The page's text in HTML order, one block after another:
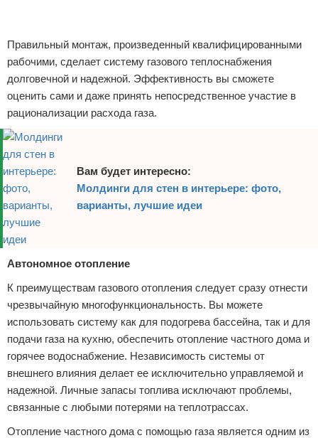
Правильный монтаж, произведенный квалифицированными
рабочими, сделает систему газового теплоснабжения
долговечной и надежной. Эффективность вы сможете
оценить сами и даже принять непосредственное участие в
рационализации расхода газа.
Вам будет интересно:
Молдинги для стен в интерьере: фото,
варианты, лучшие идеи
Автономное отопление
К преимуществам газового отопления следует сразу отнести
чрезвычайную многофункциональность. Вы можете
использовать систему как для подогрева бассейна, так и для
подачи газа на кухню, обеспечить отопление частного дома и
горячее водоснабжение. Независимость системы от
внешнего влияния делает ее исключительно управляемой и
надежной. Личные запасы топлива исключают проблемы,
связанные с любыми потерями на теплотрассах.
Отопление частного дома с помощью газа является одним из